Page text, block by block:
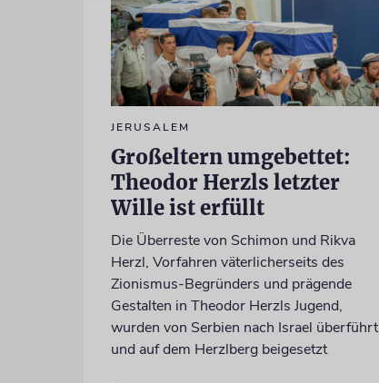
JERUSALEM
Großeltern umgebettet:
Theodor Herzls letzter
Wille ist erfüllt
Die Überreste von Schimon und Rikva
Herzl, Vorfahren väterlicherseits des
Zionismus-Begründers und prägende
Gestalten in Theodor Herzls Jugend,
wurden von Serbien nach Israel überführt
und auf dem Herzlberg beigesetzt